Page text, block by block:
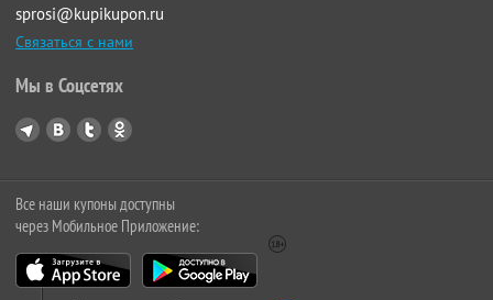
sprosi@kupikupon.ru
Связаться с нами
Мы в Соцсетях
Все наши купоны доступны
через Мобильное Приложение: